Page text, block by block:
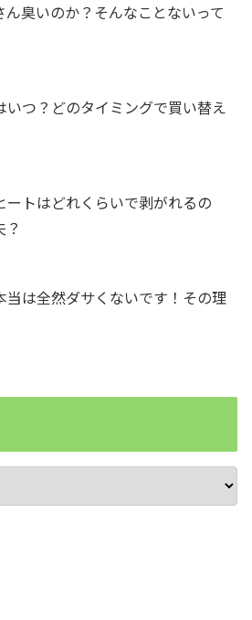
臭いのか？そんなことないって
いつ？どのタイミングで買い替え
ートはどれくらいで剥がれるの
当は全然ダサくないです！その理